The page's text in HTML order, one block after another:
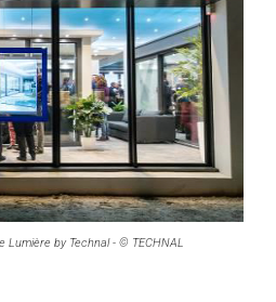
Lumière by Technal - © TECHNAL